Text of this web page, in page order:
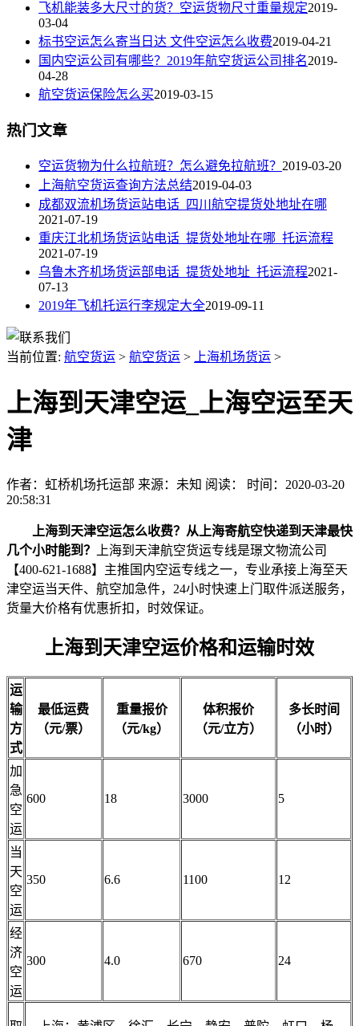
飞机能装多大尺寸的货？空运货物尺寸重量规定2019-
03-04
标书空运怎么寄当日达 文件空运怎么收费2019-04-21
国内空运公司有哪些？2019年航空货运公司排名2019-
04-28
航空货运保险怎么买2019-03-15
热门文章
空运货物为什么拉航班？怎么避免拉航班？ 2019-03-20
上海航空货运查询方法总结2019-04-03
成都双流机场货运站电话_四川航空提货处地址在哪
2021-07-19
重庆江北机场货运站电话_提货处地址在哪_托运流程
2021-07-19
乌鲁木齐机场货运部电话_提货处地址_托运流程2021-
07-13
2019年飞机托运行李规定大全2019-09-11
当前位置: 航空货运 > 航空货运 > 上海机场货运 >
上海到天津空运_上海空运至天
津
作者：虹桥机场托运部 来源：未知 阅读：
时间：2020-03-20
20:58:31
上海到天津空运怎么收费？从上海寄航空快递到天津最快
几个小时能到？
上海到天津航空货运专线是璟文物流公司
【400-621-1688】主推国内空运专线之一，专业承接上海至天
津空运当天件、航空加急件，24小时快速上门取件派送服务，
货量大价格有优惠折扣，时效保证。
上海到天津空运价格和运输时效
运
输
方
式
最低运费
（元/票）
重量报价
（元/kg）
体积报价
（元/立方）
多长时间
（小时）
加
急
空
运
600 18 3000 5
当
天
空
运
350 6.6 1100 12
经
济
空
运
300 4.0 670 24